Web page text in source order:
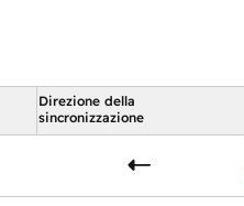
Direzione della
sincronizzazione